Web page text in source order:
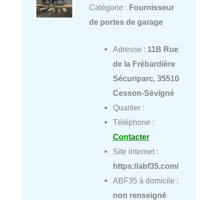
Catégorie : Fournisseur
de portes de garage
Adresse : 11B Rue
de la Frébardière
Sécuriparc, 35510
Cesson-Sévigné
Quartier :
Téléphone :
Contacter
Site internet :
https://abf35.com/
ABF35 à domicile :
non renseigné